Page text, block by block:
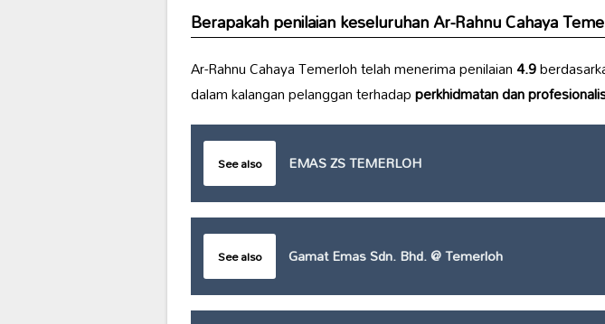
Berapakah penilaian keseluruhan Ar-Rahnu Cahaya
Ar-Rahnu Cahaya Temerloh telah menerima penilaian4.9
dalam kalangan pelanggan terhadapperkhidmatan dan
See also EMAS ZS TEMERLOH
See also Gamat Emas Sdn. Bhd. @ Temerloh